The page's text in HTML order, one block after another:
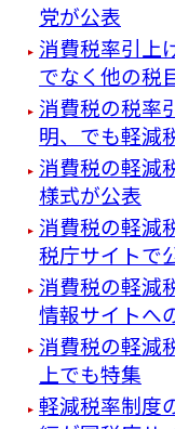
党が公表
消費税率引上
でなく他の税
消費税の税率
明、でも軽減
消費税の軽減
様式が公表
消費税の軽減
税庁サイトで
消費税の軽減
情報サイトへ
消費税の軽減
上でも特集
軽減税率制度